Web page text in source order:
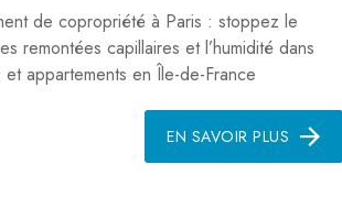
de copropriété à Paris : stoppez le
remontées capillaires et l’humidité dans
et appartements en Île-de-France
EN SAVOIR PLUS